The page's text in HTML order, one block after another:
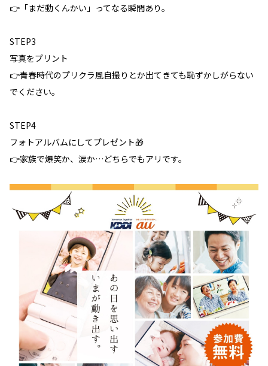
👉「まだ動くんかい」ってなる瞬間あり。
STEP3
写真をプリント
👉青春時代のプリクラ風自撮りとか出てきても恥ずかしがらない
でください。
STEP4
フォトアルバムにしてプレゼント🎁
👉家族で爆笑か、涙か…どちらでもアリです。